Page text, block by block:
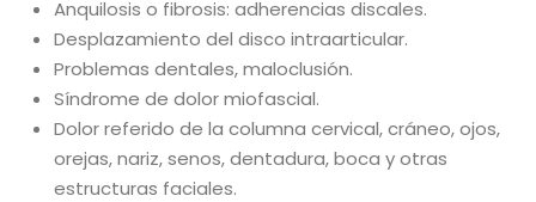
Anquilosis o fibrosis: adherencias discales.
Desplazamiento del disco intraarticular.
Problemas dentales, maloclusión.
Síndrome de dolor miofascial.
Dolor referido de la columna cervical, cráneo, ojos,
orejas, nariz, senos, dentadura, boca y otras
estructuras faciales.